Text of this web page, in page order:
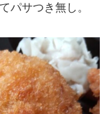
パサつき無し。